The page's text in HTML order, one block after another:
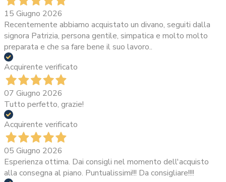
15 Giugno 2026
Recentemente abbiamo acquistato un divano, seguiti dalla
signora Patrizia, persona gentile, simpatica e molto molto
preparata e che sa fare bene il suo lavoro..
Acquirente verificato
07 Giugno 2026
Tutto perfetto, grazie!
Acquirente verificato
05 Giugno 2026
Esperienza ottima. Dai consigli nel momento dell'acquisto
alla consegna al piano. Puntualissimi!!! Da consigliare!!!!